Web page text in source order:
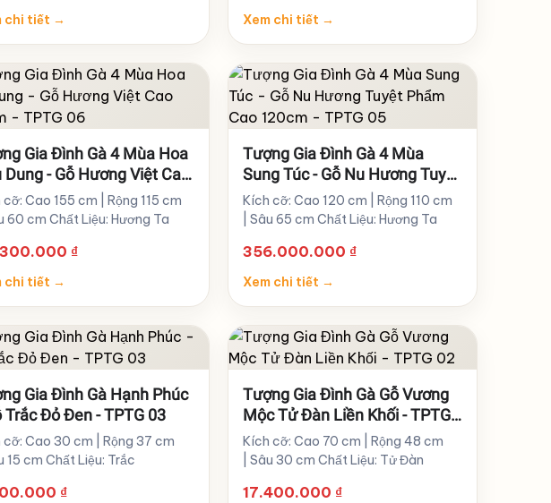
chi tiết → Xem chi tiết →
Gia Đình Gà 4 Mùa Hoa
Dung - Gỗ Hương Việt Cao
- TPTG 06
cỡ: Cao 155 cm | Rộng 115 cm
60 cm Chất Liệu: Hương Ta
₫
chi tiết →
Tượng Gia Đình Gà 4 Mùa
Sung Túc - Gỗ Nu Hương Tuyệt
Phẩm Cao 120cm - TPTG 05
Kích cỡ: Cao 120 cm | Rộng 110 cm
| Sâu 65 cm Chất Liệu: Hương Ta
356.000.000 ₫
Xem chi tiết →
Gia Đình Gà Hạnh Phúc
Trắc Đỏ Đen - TPTG 03
cỡ: Cao 30 cm | Rộng 37 cm
15 cm Chất Liệu: Trắc
₫
Tượng Gia Đình Gà Gỗ Vương
Mộc Tử Đàn Liền Khối - TPTG
02
Kích cỡ: Cao 70 cm | Rộng 48 cm
| Sâu 30 cm Chất Liệu: Tử Đàn
17.400.000 ₫